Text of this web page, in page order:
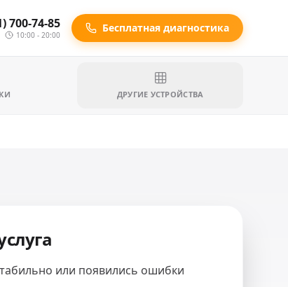
700-74-85
10:00 - 20:00
Бесплатная диагностика
ДРУГИЕ УСТРОЙСТВА
или появились ошибки